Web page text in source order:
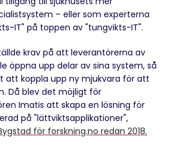
– eller som experterna
IT" på toppen av "tungvikts-IT".
krav på att leverantörerna av
öppna upp delar av sina system, så
att koppla upp ny mjukvara för att
Då blev det möjligt för
Imatis att skapa en lösning för
på "lättviktsapplikationer",
för forskning.no redan 2018.